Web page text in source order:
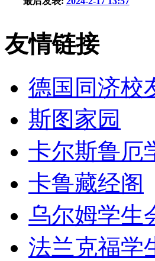
友情链接
德国同济校
斯图家园
卡尔斯鲁厄
卡鲁藏经阁
乌尔姆学生
法兰克福学